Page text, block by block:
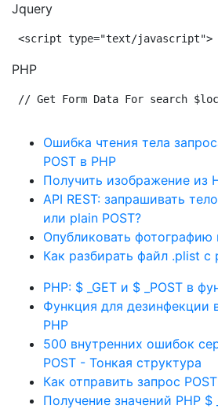
Jquery
<script type="text/javascript">
PHP
// Get Form Data For search
Ошибка чтения тела
POST в PHP
Получить изображение из
API REST: запрашивать
или plain POST?
Опубликовать фотографию
Как разбирать файл .plist с
PHP: $ _GET и $ _POST в
Функция для дезинфекции
PHP
500 внутренних ошибок
POST - Тонкая структура
Как отправить запрос
Получение значений PHP $